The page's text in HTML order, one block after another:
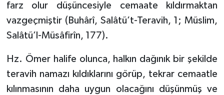
farz olur düşüncesiyle cemaate kıldırmaktan
vazgeçmiştir (Buhârî, Salâtü’t-Teravih, 1; Müslim,
Salâtü’l-Müsâfirîn, 177).
Hz. Ömer halife olunca, halkın dağınık bir şekilde
teravih namazı kıldıklarını görüp, tekrar cemaatle
kılınmasının daha uygun olacağını düşünmüş ve
Bilecik Müftülüğü
Bingöl Müftülüğü
Bitlis Müftülüğü
Bolu Müftülüğü
Kültür-Sanat
Aile
Sağlık
Makaleler